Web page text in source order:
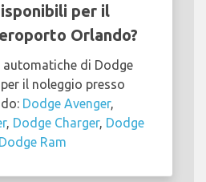
per il
Orlando?
automatiche di Dodge
il noleggio presso
Dodge Avenger,
, Dodge Charger, Dodge
Dodge Ram